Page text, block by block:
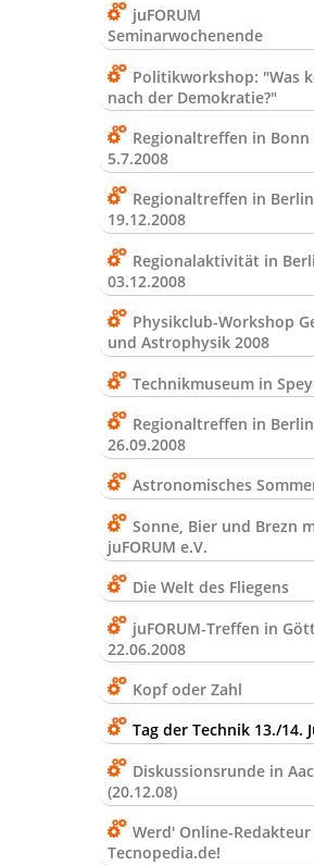
juFORUM
Seminarwochenende
Politikworkshop: "Was
nach der Demokratie?"
Regionaltreffen in Bonn
5.7.2008
Regionaltreffen in
19.12.2008
Regionalaktivität in
03.12.2008
Physikclub-Workshop
und Astrophysik 2008
Technikmuseum in
Regionaltreffen in
26.09.2008
Astronomisches
Sonne, Bier und Brezn
juFORUM e.V.
Die Welt des Fliegens
juFORUM-Treffen in
22.06.2008
Kopf oder Zahl
Tag der Technik 13./14.
Diskussionsrunde in
(20.12.08)
Werd' Online-Redakteur
Tecnopedia.de!